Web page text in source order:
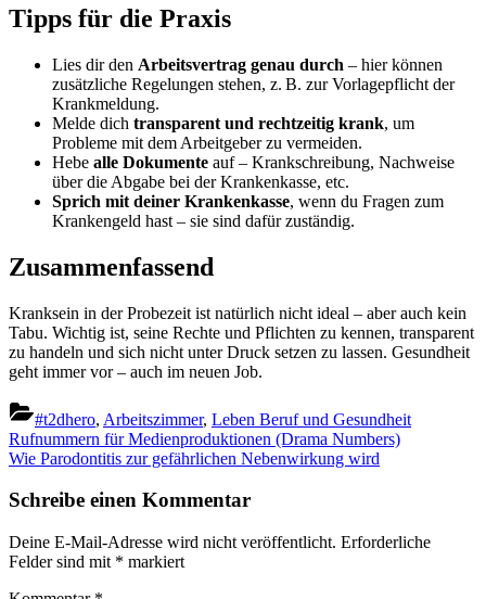
Tipps für die Praxis
Lies dir den Arbeitsvertrag genau durch – hier können
zusätzliche Regelungen stehen, z. B. zur Vorlagepflicht der
Krankmeldung.
Melde dich transparent und rechtzeitig krank, um
Probleme mit dem Arbeitgeber zu vermeiden.
Hebe alle Dokumente auf – Krankschreibung, Nachweise
über die Abgabe bei der Krankenkasse, etc.
Sprich mit deiner Krankenkasse, wenn du Fragen zum
Krankengeld hast – sie sind dafür zuständig.
Zusammenfassend
Kranksein in der Probezeit ist natürlich nicht ideal – aber auch kein
Tabu. Wichtig ist, seine Rechte und Pflichten zu kennen, transparent
zu handeln und sich nicht unter Druck setzen zu lassen. Gesundheit
geht immer vor – auch im neuen Job.
#t2dhero, Arbeitszimmer, Leben Beruf und Gesundheit
Beitragsnavigation
Previous
Post:
Rufnummern für Medienproduktionen (Drama Numbers)
Next
Wie Parodontitis zur gefährlichen Nebenwirkung wird
Schreibe einen Kommentar
Deine E-Mail-Adresse wird nicht veröffentlicht. Erforderliche
Felder sind mit * markiert